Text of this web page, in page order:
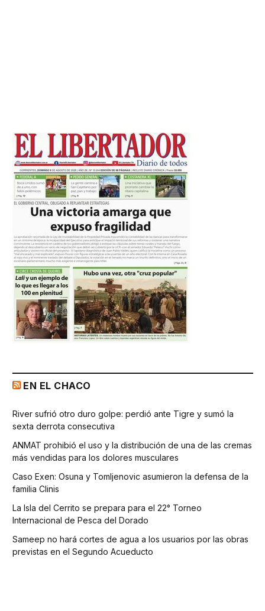
EN EL CHACO
River sufrió otro duro golpe: perdió ante Tigre y sumó la
sexta derrota consecutiva
ANMAT prohibió el uso y la distribución de una de las cremas
más vendidas para los dolores musculares
Caso Exen: Osuna y Tomljenovic asumieron la defensa de la
familia Clinis
La Isla del Cerrito se prepara para el 22° Torneo
Internacional de Pesca del Dorado
Sameep no hará cortes de agua a los usuarios por las obras
previstas en el Segundo Acueducto